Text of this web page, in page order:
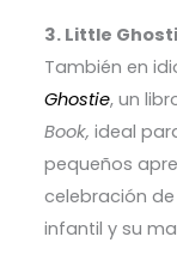
3. Little
También en
Ghostie, un
Book, ideal
pequeños
celebración
infantil y su